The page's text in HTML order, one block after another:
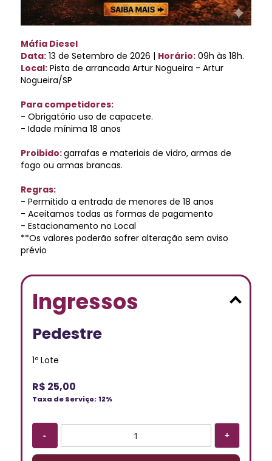
Máfia Diesel
Data:13 de Setembro de 2026 | Horário:09h às 18h.
Local:Pista de arrancada Artur Nogueira - Artur
Nogueira/SP
Para competidores:
- Obrigatório uso de capacete.
- Idade mínima 18 anos
Proibido:garrafas e materiais de vidro, armas de
fogo ou armas brancas.
Regras:
- Permitido a entrada de menores de 18 anos
- Aceitamos todas as formas de pagamento
- Estacionamento no Local
**Os valores poderão sofrer alteração sem aviso
prévio
Ingressos
Pedestre
1º Lote
R$ 25,00
Taxa de Serviço: 12%
- +